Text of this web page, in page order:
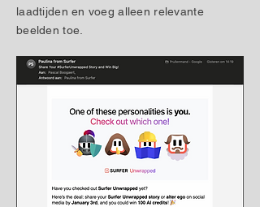
laadtijden en voeg alleen relevante
beelden toe.